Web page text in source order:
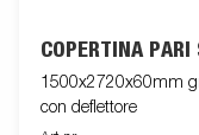
COPERTINA PARI
1500x2720x60mm
con deflettore